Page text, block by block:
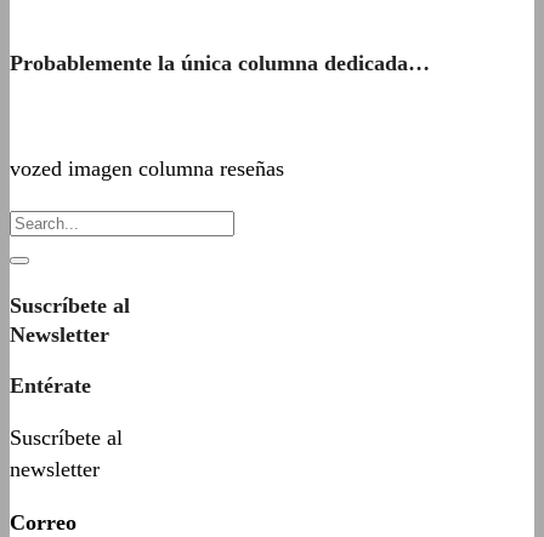
Probablemente la única columna dedicada…
vozed imagen columna reseñas
Suscríbete al
Newsletter
Entérate
Suscríbete al
newsletter
Correo